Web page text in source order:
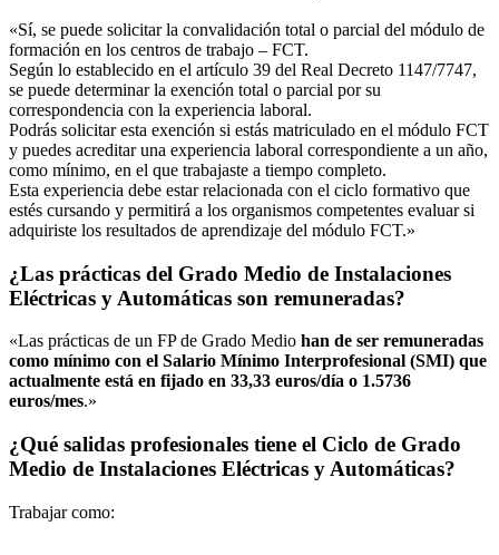
«Sí, se puede solicitar la convalidación total o parcial del módulo de
formación en los centros de trabajo – FCT.
Según lo establecido en el artículo 39 del Real Decreto 1147/7747,
se puede determinar la exención total o parcial por su
correspondencia con la experiencia laboral.
Podrás solicitar esta exención si estás matriculado en el módulo FCT
y puedes acreditar una experiencia laboral correspondiente a un año,
como mínimo, en el que trabajaste a tiempo completo.
Esta experiencia debe estar relacionada con el ciclo formativo que
estés cursando y permitirá a los organismos competentes evaluar si
adquiriste los resultados de aprendizaje del módulo FCT.»
¿Las prácticas del Grado Medio de Instalaciones
Eléctricas y Automáticas son remuneradas?
«Las prácticas de un FP de Grado Medio han de ser remuneradas
como mínimo con el Salario Mínimo Interprofesional (SMI) que
actualmente está en fijado en 33,33 euros/día o 1.5736
euros/mes.»
¿Qué salidas profesionales tiene el Ciclo de Grado
Medio de Instalaciones Eléctricas y Automáticas?
Trabajar como: